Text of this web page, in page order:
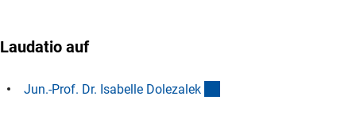
Laudatio auf
Jun.-Prof. Dr. Isabelle Dolezalek